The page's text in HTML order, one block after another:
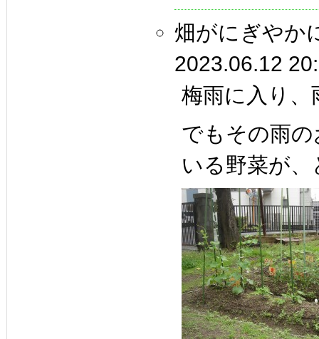
畑がにぎやか
2023.06.12
梅雨に入り
でもその雨
いる野菜が